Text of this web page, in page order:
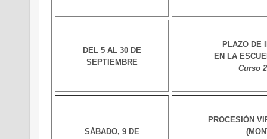
DEL 5 AL 30 DE
SEPTIEMBRE
PLAZO DE
EN LA
Curso
SÁBADO, 9 DE
PROCESIÓN